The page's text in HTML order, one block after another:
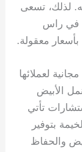
لذلك، تسعى
في راس
معقولة.
لعملائها
الأبيض
تأتي
بتوفير
والحفاظ